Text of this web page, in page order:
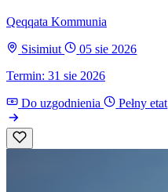
Qeqqata Kommunia
Sisimiut
05 sie 2026
Termin: 31 sie 2026
Do uzgodnienia Pełny etat